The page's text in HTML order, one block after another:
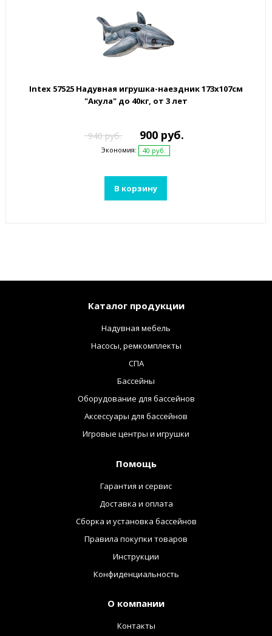
Intex 57525 Надувная игрушка-наездник 173х107см
"Акула" до 40кг, от 3 лет
940 руб. 900 руб.
Экономия: 40 руб.
В корзину
Каталог продукции
Надувная мебель
Насосы, ремкомплекты
СПА
Бассейны
Оборудование для бассейнов
Аксессуары для бассейнов
Игровые центры и игрушки
Помощь
Гарантия и сервис
Доставка и оплата
Сборка и установка бассейнов
Правила покупки товаров
Инструкции
Конфиденциальность
О компании
Контакты